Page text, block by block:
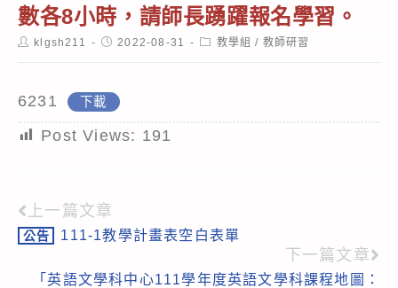
數各8小時，請師長踴躍報名學習。
Postklgsh211
Post2022-08-31
Post教學組 / 教師研習
6231 下載
Post Views: 191
Read
more
articles
上一篇文章
公告 111-1教學計畫表空白表單
下一篇文章
「英語文學科中心111學年度英語文學科課程地圖：